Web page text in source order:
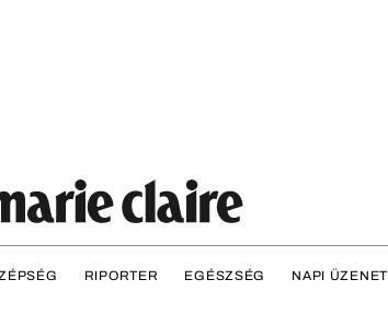
RIPORTER EGÉSZSÉG NAPI ÜZENET